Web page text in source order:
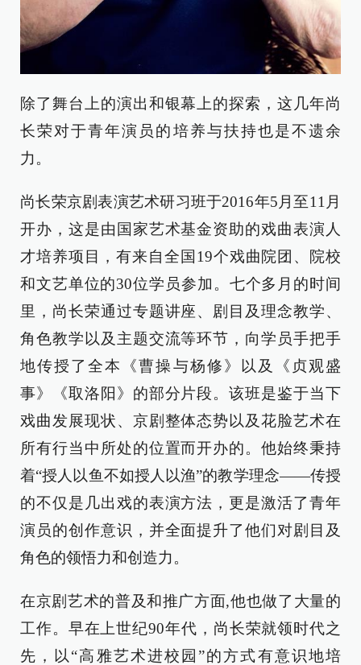
除了舞台上的演出和银幕上的探索，这几年尚
长荣对于青年演员的培养与扶持也是不遗余
力。
尚长荣京剧表演艺术研习班于2016年5月至11月
开办，这是由国家艺术基金资助的戏曲表演人
才培养项目，有来自全国19个戏曲院团、院校
和文艺单位的30位学员参加。七个多月的时间
里，尚长荣通过专题讲座、剧目及理念教学、
角色教学以及主题交流等环节，向学员手把手
地传授了全本《曹操与杨修》以及《贞观盛
事》《取洛阳》的部分片段。该班是鉴于当下
戏曲发展现状、京剧整体态势以及花脸艺术在
所有行当中所处的位置而开办的。他始终秉持
着“授人以鱼不如授人以渔”的教学理念——传授
的不仅是几出戏的表演方法，更是激活了青年
演员的创作意识，并全面提升了他们对剧目及
角色的领悟力和创造力。
在京剧艺术的普及和推广方面,他也做了大量的
工作。早在上世纪90年代，尚长荣就领时代之
先，以“高雅艺术进校园”的方式有意识地培